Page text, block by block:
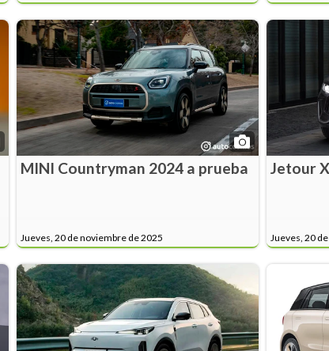
MINI Countryman 2024 a prueba
Jueves, 20 de noviembre de 2025
Jetour
Jueves, 20